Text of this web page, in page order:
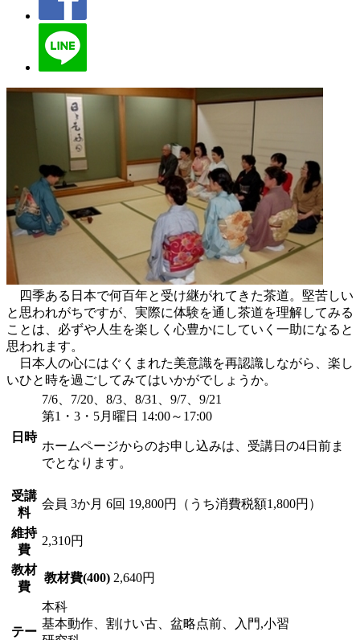
四季ある日本で何百年と受け継がれてきた茶道。堅苦しい
と思われがちですが、実際に体験を通し茶道を理解してみる
ことは、必ずや人生を楽しく心豊かにしていく一助になると
思われます。
日本人の心にはぐくまれた美意識を再認識しながら、楽し
いひと時を過ごしてみてはいかがでしょうか。
日時
7/6、7/20、8/3、8/31、9/7、9/21
第1・3・5月曜日 14:00～17:00
ホームページからのお申し込みは、受講日の4日前ま
でとなります。
受講
料
会員 3か月 6回 19,800円（うち消費税額1,800円）
維持
費
2,310円
教材
費
教材費(400) 2,640円
テー
本科
基本動作、割けい古、盆略点前、入門,小習